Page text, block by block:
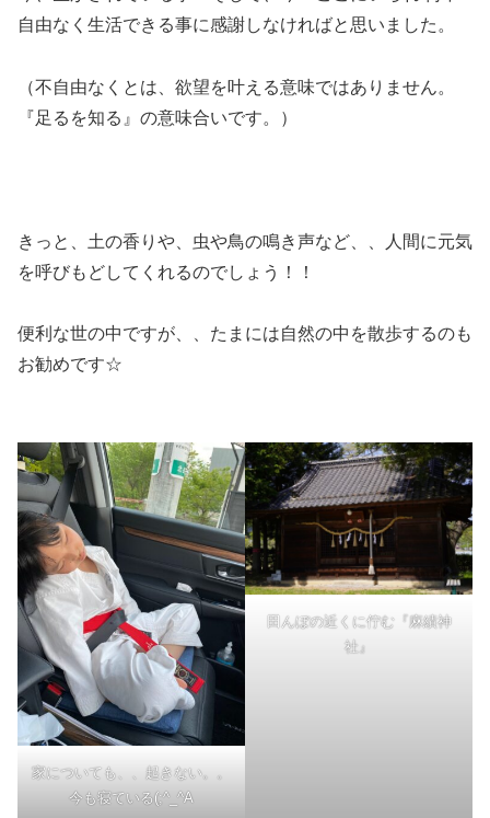
自由なく生活できる事に感謝しなければと思いました。
（不自由なくとは、欲望を叶える意味ではありません。
『足るを知る』の意味合いです。）
きっと、土の香りや、虫や鳥の鳴き声など、、人間に元気
を呼びもどしてくれるのでしょう！！
便利な世の中ですが、、たまには自然の中を散歩するのも
お勧めです☆
家についても、、起きない。。
今も寝ている(;^_^A
田んぼの近くに佇む『麻績神
社』